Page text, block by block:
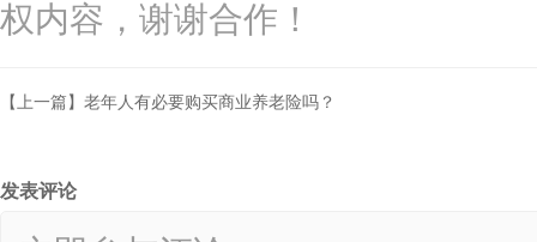
权内容，谢谢合作！
【上一篇】老年人有必要购买商业养老险吗？
发表评论